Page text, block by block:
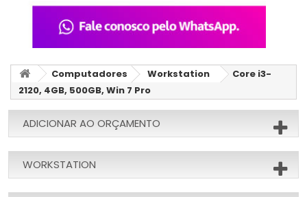
Computadores Workstation
Core i3-
2120, 4GB, 500GB, Win 7 Pro
ADICIONAR AO ORÇAMENTO
WORKSTATION